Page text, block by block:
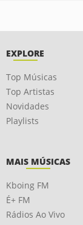
EXPLORE
Top Músicas
Top Artistas
Novidades
Playlists
MAIS MÚSICAS
Kboing FM
É+ FM
Rádios Ao Vivo